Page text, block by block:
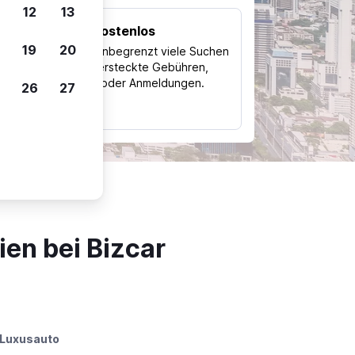
Kostenlos
Nutze unbegrenzt viele Suchen
ohne versteckte Gebühren,
Kosten oder Anmeldungen.
bei Bizcar
Luxusauto
12 13
19 20
26 27